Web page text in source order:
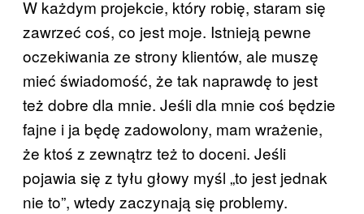
W każdym projekcie, który robię, staram się
zawrzeć coś, co jest moje. Istnieją pewne
oczekiwania ze strony klientów, ale muszę
mieć świadomość, że tak naprawdę to jest
też dobre dla mnie. Jeśli dla mnie coś będzie
fajne i ja będę zadowolony, mam wrażenie,
że ktoś z zewnątrz też to doceni. Jeśli
pojawia się z tyłu głowy myśl „to jest jednak
nie to”, wtedy zaczynają się problemy.